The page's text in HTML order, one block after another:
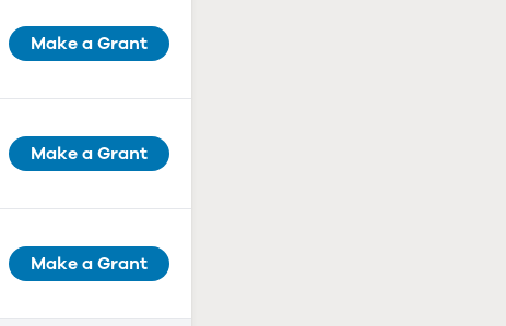
Make a Grant
Make a Grant
Make a Grant